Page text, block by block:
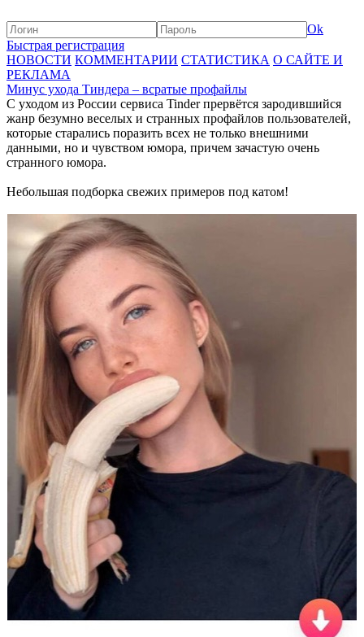
Ok
Быстрая регистрация
НОВОСТИ КОММЕНТАРИИ СТАТИСТИКА О САЙТЕ И
РЕКЛАМА
Минус ухода Тиндера – всратые профайлы
С уходом из России сервиса Tinder прервётся зародившийся
жанр безумно веселых и странных профайлов пользователей,
которые старались поразить всех не только внешними
данными, но и чувством юмора, причем зачастую очень
странного юмора.
Небольшая подборка свежих примеров под катом!